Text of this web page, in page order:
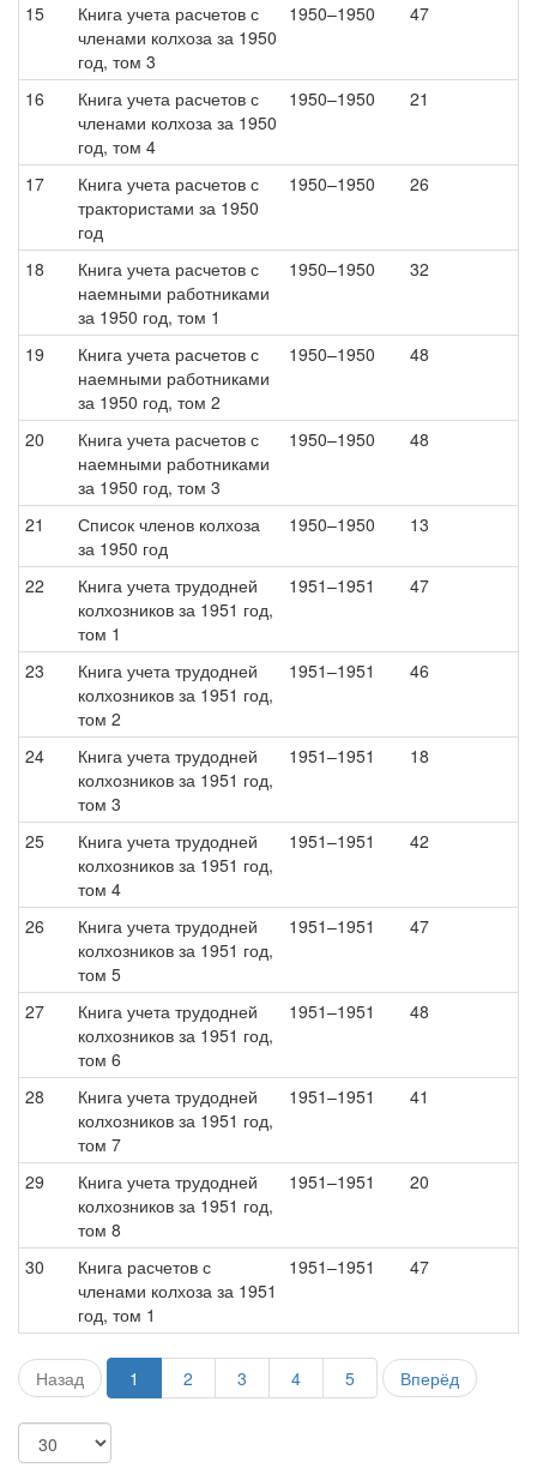
15
Книга учета расчетов с
членами колхоза за 1950
год, том 3
1950–1950 47
16
Книга учета расчетов с
членами колхоза за 1950
год, том 4
1950–1950 21
17
Книга учета расчетов с
трактористами за 1950
год
1950–1950 26
18
Книга учета расчетов с
наемными работниками
за 1950 год, том 1
1950–1950 32
19
Книга учета расчетов с
наемными работниками
за 1950 год, том 2
1950–1950 48
20
Книга учета расчетов с
наемными работниками
за 1950 год, том 3
1950–1950 48
21
Список членов колхоза
за 1950 год
1950–1950 13
22
Книга учета трудодней
колхозников за 1951 год,
том 1
1951–1951 47
23
Книга учета трудодней
колхозников за 1951 год,
том 2
1951–1951 46
24
Книга учета трудодней
колхозников за 1951 год,
том 3
1951–1951 18
25
Книга учета трудодней
колхозников за 1951 год,
том 4
1951–1951 42
26
Книга учета трудодней
колхозников за 1951 год,
том 5
1951–1951 47
27
Книга учета трудодней
колхозников за 1951 год,
том 6
1951–1951 48
28
Книга учета трудодней
колхозников за 1951 год,
том 7
1951–1951 41
29
Книга учета трудодней
колхозников за 1951 год,
том 8
1951–1951 20
30
Книга расчетов с
членами колхоза за 1951
год, том 1
1951–1951 47
Назад 1 2 3 4 5 Вперёд